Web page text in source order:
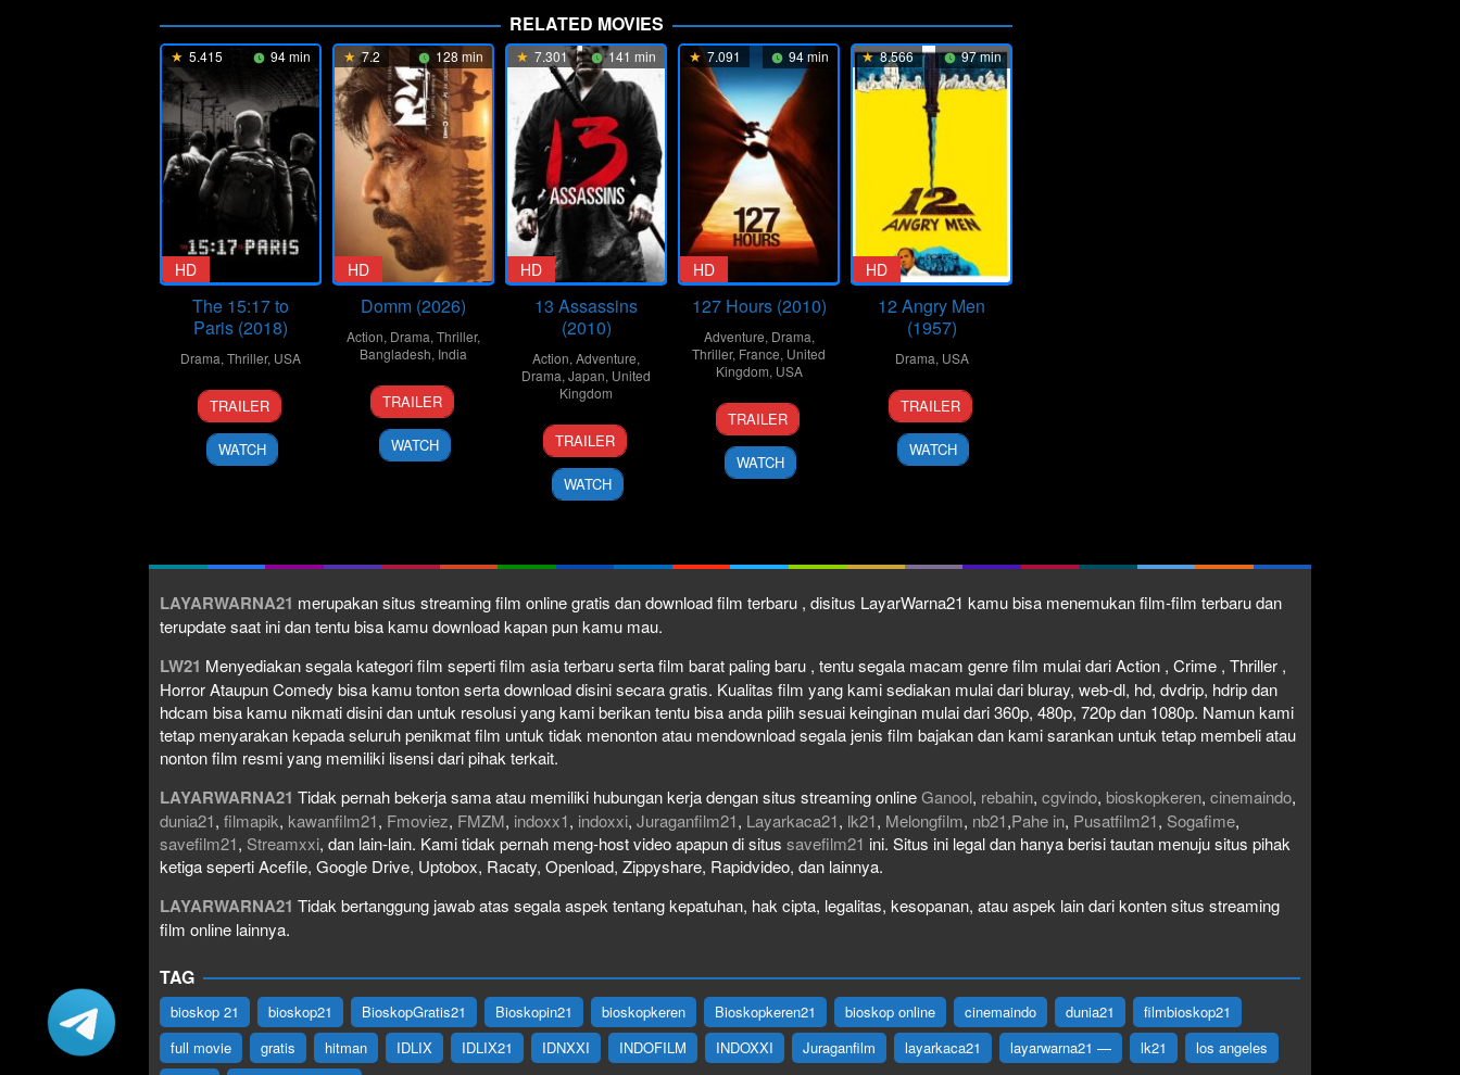
RELATED MOVIES
5.415 94 min
HD
The 15:17 to
Paris (2018)
Drama, Thriller, USA
7
Feb
2018
Clint
Eastwood
TRAILER
WATCH
7.2 128 min
HD
Domm (2026)
Action, Drama, Thriller,
Bangladesh, India
21
Mar
2026
Redoan
Rony
TRAILER
WATCH
7.301 141 min
HD
13 Assassins
(2010)
Action, Adventure,
Drama, Japan, United
Kingdom
25
Sep
2010
Takashi
Miike
TRAILER
WATCH
7.091 94 min
HD
127 Hours (2010)
Adventure, Drama,
Thriller, France, United
Kingdom, USA
12
Nov
2010
Danny
Boyle
TRAILER
WATCH
8.566 97 min
HD
12 Angry Men
(1957)
Drama, USA
10
Apr
1957
Don
Kranze
TRAILER
WATCH
LAYARWARNA21 merupakan situs streaming film online gratis dan download film terbaru , disitus LayarWarna21 kamu bisa menemukan film-film terbaru dan
terupdate saat ini dan tentu bisa kamu download kapan pun kamu mau.
LW21 Menyediakan segala kategori film seperti film asia terbaru serta film barat paling baru , tentu segala macam genre film mulai dari Action , Crime , Thriller ,
Horror Ataupun Comedy bisa kamu tonton serta download disini secara gratis. Kualitas film yang kami sediakan mulai dari bluray, web-dl, hd, dvdrip, hdrip dan
hdcam bisa kamu nikmati disini dan untuk resolusi yang kami berikan tentu bisa anda pilih sesuai keinginan mulai dari 360p, 480p, 720p dan 1080p. Namun kami
tetap menyarakan kepada seluruh penikmat film untuk tidak menonton atau mendownload segala jenis film bajakan dan kami sarankan untuk tetap membeli atau
nonton film resmi yang memiliki lisensi dari pihak terkait.
LAYARWARNA21 Tidak pernah bekerja sama atau memiliki hubungan kerja dengan situs streaming onlineGanool, rebahin, cgvindo, bioskopkeren, cinemaindo,
dunia21, filmapik, kawanfilm21, Fmoviez, FMZM, indoxx1, indoxxi, Juraganfilm21, Layarkaca21, lk21, Melongfilm, nb21,Pahe in, Pusatfilm21, Sogafime,
savefilm21, Streamxxi, dan lain-lain. Kami tidak pernah meng-host video apapun di situs savefilm21 ini. Situs ini legal dan hanya berisi tautan menuju situs pihak
ketiga seperti Acefile, Google Drive, Uptobox, Racaty, Openload, Zippyshare, Rapidvideo, dan lainnya.
LAYARWARNA21 Tidak bertanggung jawab atas segala aspek tentang kepatuhan, hak cipta, legalitas, kesopanan, atau aspek lain dari konten situs streaming
film online lainnya.
TAG
bioskop 21 bioskop21 BioskopGratis21 Bioskopin21 bioskopkeren Bioskopkeren21 bioskop online cinemaindo dunia21
filmbioskop21
full movie
gratis hitman IDLIX IDLIX21 IDNXXI INDOFILM INDOXXI Juraganfilm layarkaca21 layarwarna21 — lk21
los angeles